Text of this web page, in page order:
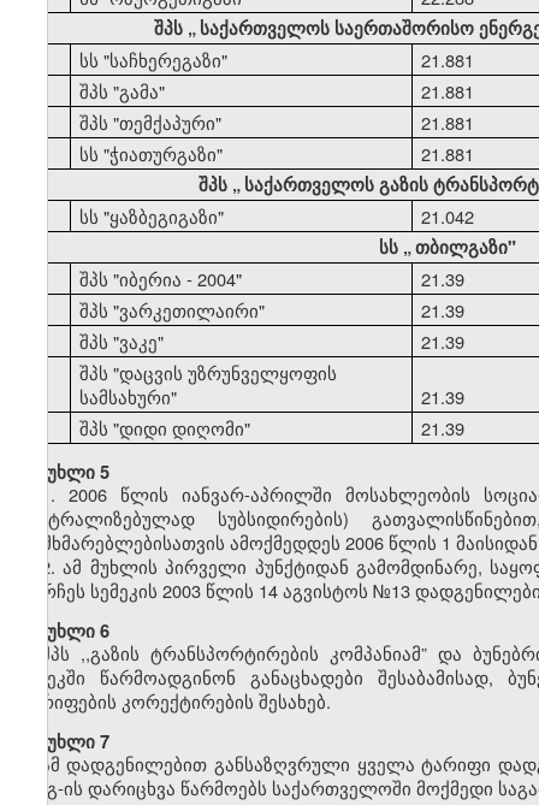
შპს „ საქართველოს საერთაშორისო
სს "საჩხერეგაზი"
21.881
შპს "გამა"
21.881
შპს "თემქაპური"
21.881
სს "ჭიათურგაზი"
21.881
შპს „საქართველოს გაზის
სს "ყაზბეგიგაზი"
21.042
სს „თბილგაზი"
შპს "იბერია - 2004"
21.39
შპს "ვარკეთილაირი"
21.39
შპს "ვაკე" 21.39
შპს "დაცვის უზრუნველყოფის
სამსახური"
21.39
შპს "დიდი დიღომი"
21.39
მუხლი 5
1. 2006 წლის იანვარ-აპრილში მოსახლეობის
ცენტრალიზებულად სუბსიდირების)
მომხმარებლებისათვის ამოქმედდეს 2006 წლის 1
2. ამ მუხლის პირველი პუნქტიდან გამომდინარე,
დარჩეს სემეკის 2003 წლის 14 აგვისტოს №13
მუხლი 6
შპს ,,გაზის ტრანსპორტირების კომპანიამ” და
სემეკში წარმოადგინონ განაცხადები შესაბამისად,
ტარიფების კორექტირების შესახებ.
მუხლი 7
ამ დადგენილებით განსაზღვრული ყველა ტარიფი
დღგ-ის დარიცხვა წარმოებს საქართველოში მოქმედი